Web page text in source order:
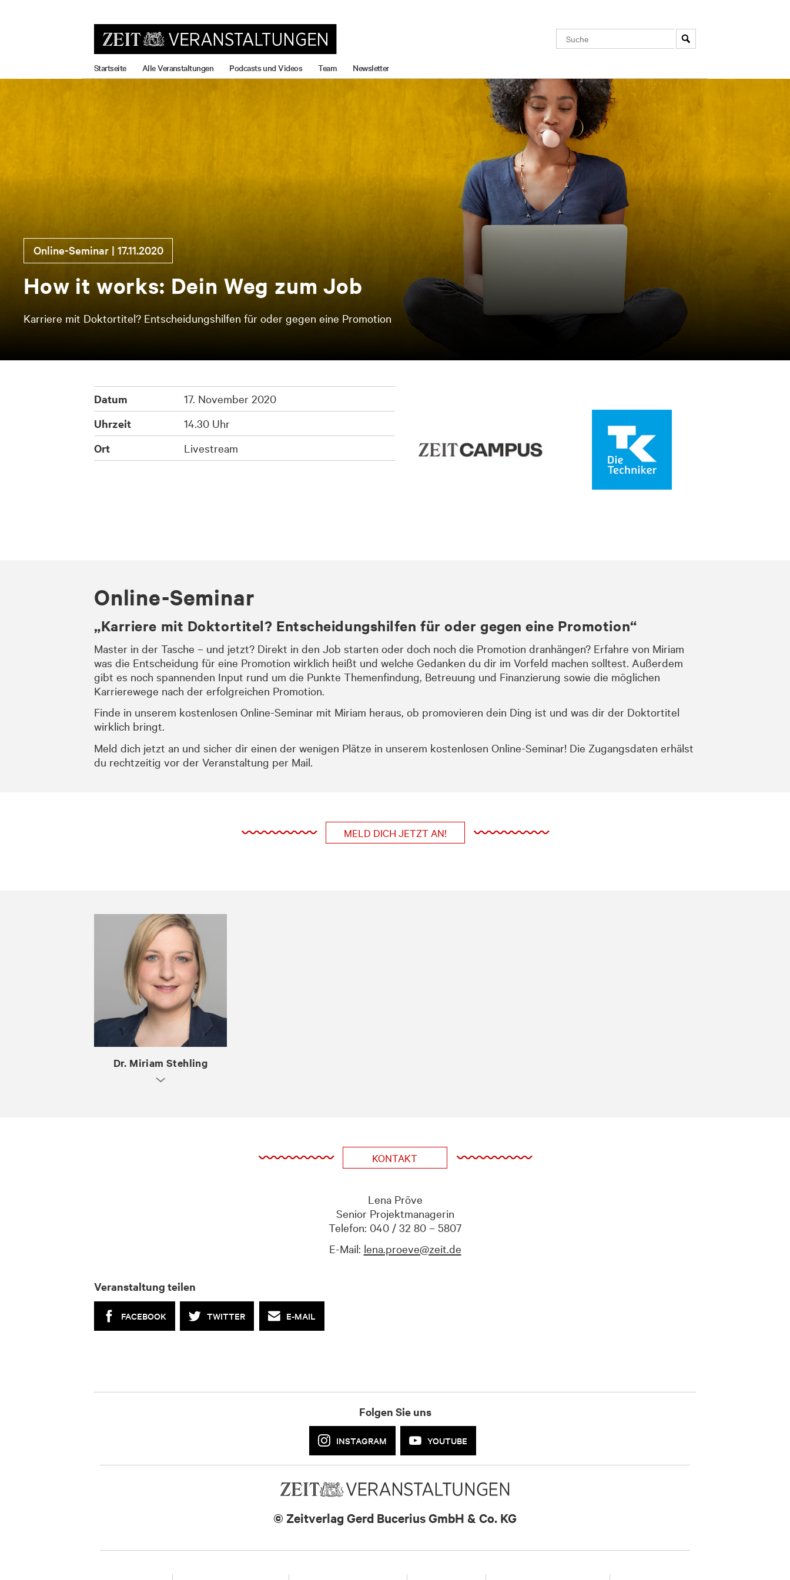
Startseite Alle Veranstaltungen Podcasts und Videos Team Newsletter
On­line-Se­mi­nar | 17.11.2020
How it works: Dein Weg zum Job
Karriere mit Doktortitel? Entscheidungshilfen für oder gegen eine Promotion
Datum 17. November 2020
Uhrzeit 14.30 Uhr
Ort Livestream
Online-Seminar
„Karriere mit Doktortitel? Entscheidungshilfen für oder gegen eine Promotion“
Master in der Tasche – und jetzt? Direkt in den Job starten oder doch noch die Promotion dranhängen? Erfahre von Miriam
was die Entscheidung für eine Promotion wirklich heißt und welche Gedanken du dir im Vorfeld machen solltest. Außerdem
gibt es noch spannenden Input rund um die Punkte Themenfindung, Betreuung und Finanzierung sowie die möglichen
Karrierewege nach der erfolgreichen Promotion.
Finde in unserem kostenlosen Online-Seminar mit Miriam heraus, ob promovieren dein Ding ist und was dir der Doktortitel
wirklich bringt.
Meld dich jetzt an und sicher dir einen der wenigen Plätze in unserem kostenlosen Online-Seminar! Die Zugangsdaten erhälst
du rechtzeitig vor der Veranstaltung per Mail.
MELD DICH JETZT AN!
Dr. Miriam Stehling
KONTAKT
Lena Pröve
Senior Projektmanagerin
Telefon: 040 / 32 80 – 5807
E-Mail: lena.proeve@zeit.de
Veranstaltung teilen
FACEBOOK TWITTER E-MAIL
Folgen Sie uns
INSTAGRAM YOUTUBE
© Zeitverlag Gerd Bucerius GmbH & Co. KG